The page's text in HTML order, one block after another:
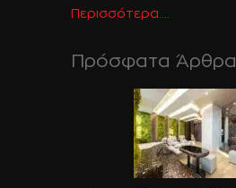
Περισσότερα....
Πρόσφατα Άρθρα